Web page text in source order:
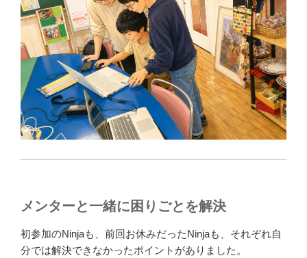
メンターと一緒に困りごとを解決
初参加のNinjaも、前回お休みだったNinjaも、それぞれ自
分では解決できなかったポイントがありました。